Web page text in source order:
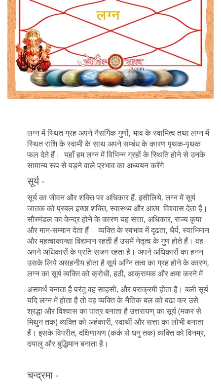
लग्न में स्थित ग्रह अपने नैसर्गिक गुणों, भाव के स्वामित्व तथा लग्न में
स्थित राशि के स्वामी के साथ अपने सम्बंध के कारण पृथक-पृथक
फल देते हैं। यहाँ हम लग्न में विभिन्न ग्रहों के स्थिति होने से उनके
सामान्य रूप से पड़ने वाले प्रभाव का अध्ययन करेंगे
सूर्य -
सूर्य का जीवन और शक्ति पर अधिकार हैं. इसीलिये, लग्न में सूर्य
जातक को प्रबल इच्छा शक्ति, स्वास्थ्य और आत्म विश्वास देता हैं।
सौरमंडल का केन्द्र होने के कारण यह सत्ता, अधिकार, राज्य कृपा
और मान-सम्मान देता हैं। व्यक्ति के स्वभाव में दृढता, धैर्य, स्वाभिमान
और महत्वाकान्क्षा विद्यमान रहती हैं उसमें नेतृत्व के गुण होते हैं। वह
अपने अधिकारों के प्रति सजग रहता है। अपने अधिकारों का हनन
उसके लिये असहनीय होता है सूर्य अग्नि तत्व का ग्रह होने के कारण,
लग्न का सूर्य व्यक्ति को क्रोधी, हठी, आक्रामक और क्षमा करने में
असमर्थ बनाता है परंतु वह साहसी, और पराक्रमी होता है। बली सूर्य
यदि लग्न में होता है तो वह व्यक्ति के नैतिक बल को बढा कर उसे
श्रद्धा और विश्वास का पात्र बनाता है उत्तरायण् का सूर्य (मकर से
मिथुन तक) व्यक्ति को अहंकारी, स्वार्थी और सत्ता का लोभी बनाता
हैं। इसके विपरीत, दक्षिणायण (कर्क से धनु तक) व्यक्ति को विनम्र,
दयालु और बुद्धिमान बनाता है।
चन्द्रमा -